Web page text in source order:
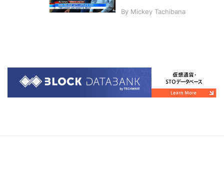
By Mickey Tachibana